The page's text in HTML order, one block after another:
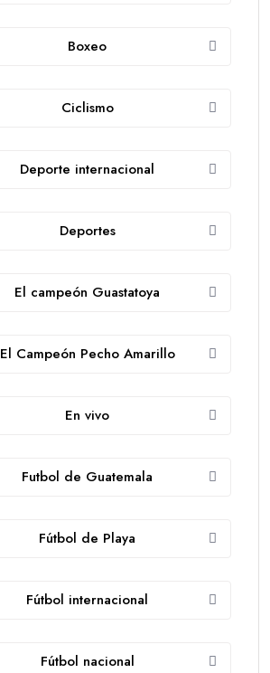
Boxeo
Ciclismo
Deporte internacional
Deportes
El campeón Guastatoya
El Campeón Pecho Amarillo
En vivo
Futbol de Guatemala
Fútbol de Playa
Fútbol internacional
Fútbol nacional